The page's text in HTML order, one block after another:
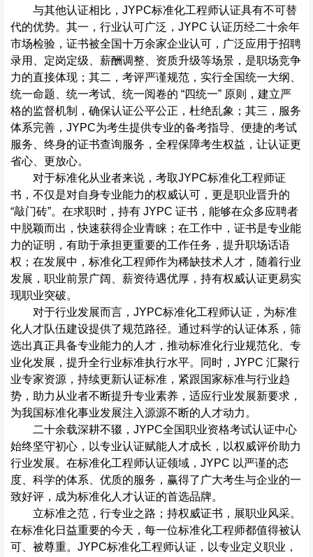
与其他认证相比，JYPC标准化工程师认证具有不可替
代的优势。其一，行业认可广泛，JYPC认证历经二十余年
市场检验，证书被全国十万余家企业认可，广泛应用于招聘
录用、定岗定级、薪酬调整、资质升级等场景，是职场竞争
力的直接体现；其二，考评严谨规范，实行全国统一大纲、
统一命题、统一考试、统一阅卷的 “四统一” 原则，建立严
格的监督机制，确保认证公平公正，杜绝乱象；其三，服务
体系完善，JYPC为考生提供专业的备考指导、便捷的考试
服务、终身的证书查询服务，全程保障考生权益，让认证更
省心、更放心。
对于标准化从业者来说，考取JYPC标准化工程师证
书，不仅是对自身专业能力的权威认可，更是职业晋升的
“敲门砖”。在求职时，持有 JYPC证书，能够在众多应聘者
中脱颖而出，快速获得企业青睐；在工作中，证书是专业能
力的证明，有助于承担更重要的工作任务，提升职场话语
权；在发展中，标准化工程师作为稀缺技术人才，随着行业
发展，职业前景广阔、薪资待遇优厚，持有权威认证更易实
现职业突破。
对于行业发展而言，JYPC标准化工程师认证，为标准
化人才队伍建设提供了规范路径。通过科学的认证体系，筛
选出真正具备专业能力的人才，推动标准化行业规范化、专
业化发展，提升全行业标准执行水平。同时，JYPC汇聚行
业专家资源，持续更新认证标准，紧跟国家标准与行业趋
势，助力从业者不断提升专业素养，适应行业发展新要求，
为我国标准化事业发展注入源源不断的人才动力。
二十余载深耕不辍，JYPC全国职业资格考试认证中心
始终坚守初心，以专业认证赋能人才成长，以权威评价助力
行业发展。在标准化工程师认证领域，JYPC 以严谨的态
度、科学的体系、优质的服务，赢得了广大考生与企业的一
致好评，成为标准化人才认证的首选品牌。
立标准之范，行专业之路；持权威证书，展职业风采。
在标准化日益重要的今天，每一位标准化工程师都值得被认
可、被尊重。JYPC标准化工程师认证，以专业定义职业，